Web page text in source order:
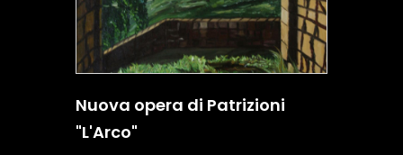
Nuova opera di Patrizioni
"L'Arco"